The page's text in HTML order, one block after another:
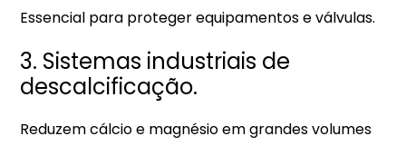
Essencial para proteger equipamentos e válvulas.
3. Sistemas industriais de
descalcificação.
Reduzem cálcio e magnésio em grandes volumes